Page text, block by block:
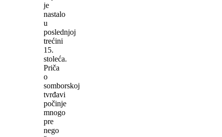
je
nastalo
u
poslednjoj
trećini
15.
stoleća.
Priča
o
somborskoj
tvrđavi
počinje
mnogo
pre
nego